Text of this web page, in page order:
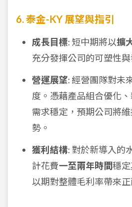
6. 泰金-KY 展望與指引
成長目標: 短中期將以擴
充分發揮公司的可塑性與
營運展望: 經營團隊對未
度。憑藉產品組合優化
需求穩定，預期公司將
勢。
獲利結構: 對於新導入的
計花費一至兩年時間穩定
以期對整體毛利率帶來正